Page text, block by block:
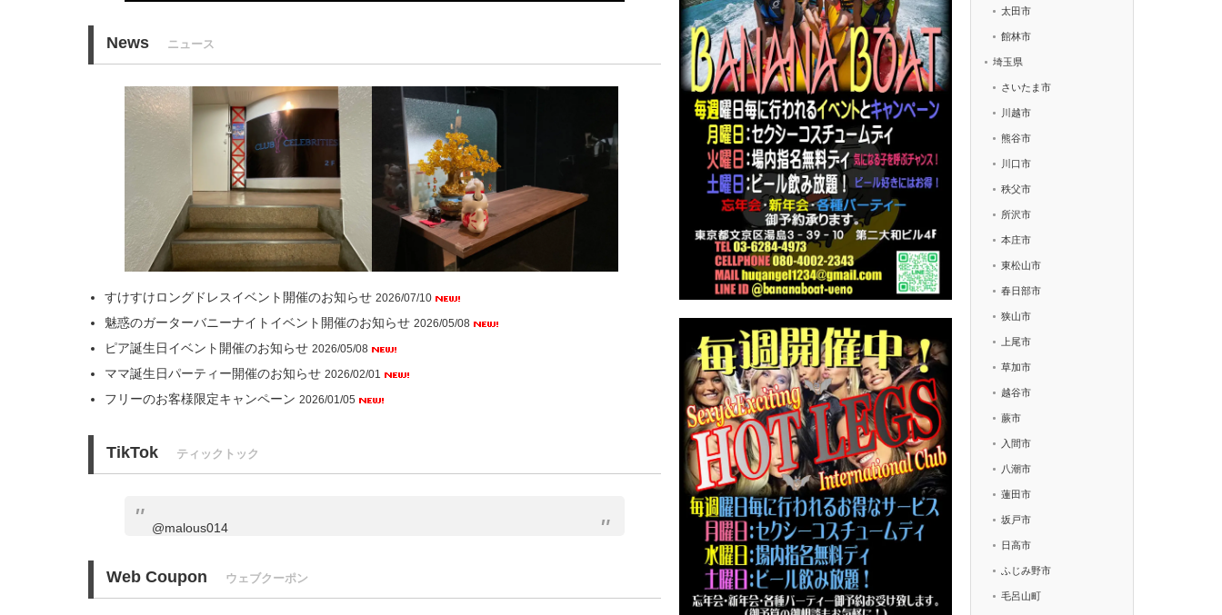
News ニュース
すけすけロングドレスイベント開催のお知らせ 2026/07/10
魅惑のガーターバニーナイトイベント開催のお知らせ 2026/05/08
ピア誕生日イベント開催のお知らせ 2026/05/08
ママ誕生日パーティー開催のお知らせ 2026/02/01
フリーのお客様限定キャンペーン 2026/01/05
TikTok ティックトック
@malous014
Web Coupon ウェブクーポン
太田市
館林市
埼玉県
さいたま市
川越市
熊谷市
川口市
秩父市
所沢市
本庄市
東松山市
春日部市
狭山市
上尾市
草加市
越谷市
蕨市
入間市
八潮市
蓮田市
坂戸市
日高市
ふじみ野市
毛呂山町